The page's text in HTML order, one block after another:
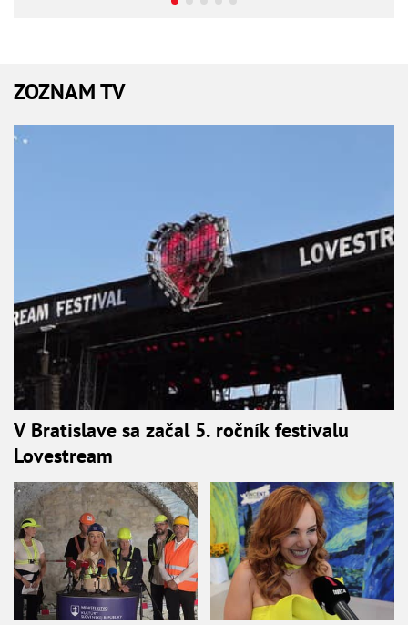
ZOZNAM TV
V Bratislave sa začal 5. ročník festivalu
Lovestream